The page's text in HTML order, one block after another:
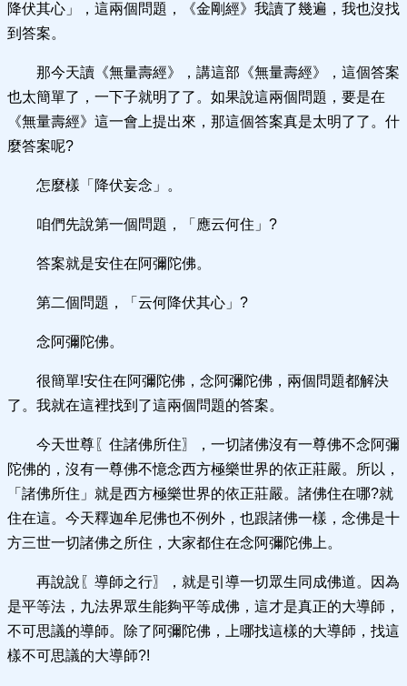
降伏其心」，這兩個問題，《金剛經》我讀了幾遍，我也沒找
到答案。
那今天讀《無量壽經》，講這部《無量壽經》，這個答案
也太簡單了，一下子就明了了。如果說這兩個問題，要是在
《無量壽經》這一會上提出來，那這個答案真是太明了了。什
麼答案呢?
怎麼樣「降伏妄念」。
咱們先說第一個問題，「應云何住」?
答案就是安住在阿彌陀佛。
第二個問題，「云何降伏其心」?
念阿彌陀佛。
很簡單!安住在阿彌陀佛，念阿彌陀佛，兩個問題都解決
了。我就在這裡找到了這兩個問題的答案。
今天世尊〖住諸佛所住〗，一切諸佛沒有一尊佛不念阿彌
陀佛的，沒有一尊佛不憶念西方極樂世界的依正莊嚴。所以，
「諸佛所住」就是西方極樂世界的依正莊嚴。諸佛住在哪?就
住在這。今天釋迦牟尼佛也不例外，也跟諸佛一樣，念佛是十
方三世一切諸佛之所住，大家都住在念阿彌陀佛上。
再說說〖導師之行〗，就是引導一切眾生同成佛道。因為
是平等法，九法界眾生能夠平等成佛，這才是真正的大導師，
不可思議的導師。除了阿彌陀佛，上哪找這樣的大導師，找這
樣不可思議的大導師?!